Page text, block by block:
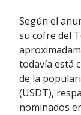
Según el
su cofre del
todavía está
de la
(USDT),
nominados